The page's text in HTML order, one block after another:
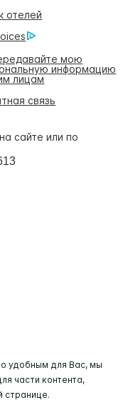
отелей
мою
информацию
лицам
связь
сайте или по
удобным для Вас, мы
части контента,
странице.